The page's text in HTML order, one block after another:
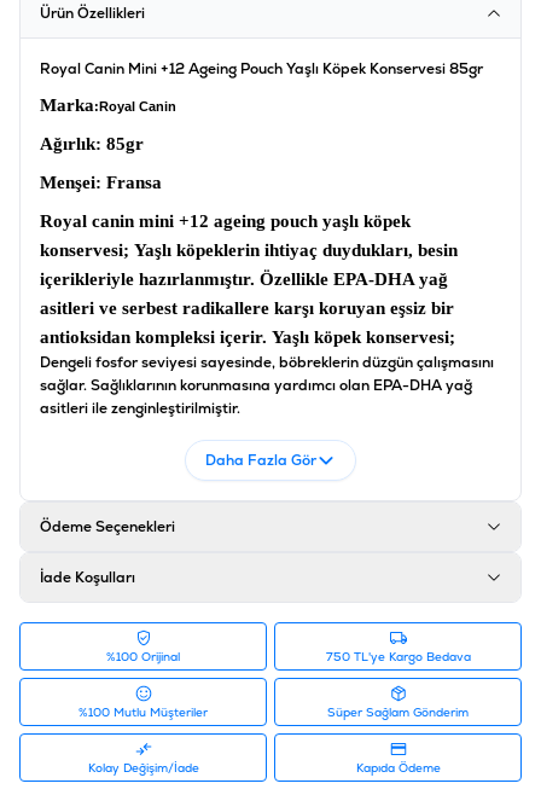
Ürün Özellikleri
Royal Canin Mini +12 Ageing Pouch Yaşlı Köpek Konservesi 85gr
Marka:Royal Canin
Ağırlık: 85gr
Menşei: Fransa
Royal canin mini +12 ageing pouch yaşlı köpek
konservesi; Yaşlı köpeklerin ihtiyaç duydukları, besin
içerikleriyle hazırlanmıştır. Özellikle EPA-DHA yağ
asitleri ve serbest radikallere karşı koruyan eşsiz bir
antioksidan kompleksi içerir. Yaşlı köpek konservesi;
Dengeli fosfor seviyesi sayesinde, böbreklerin düzgün çalışmasını
sağlar. Sağlıklarının korunmasına yardımcı olan EPA-DHA yağ
asitleri ile zenginleştirilmiştir.
Et ve hayvansal kökenli ürünler, Tahıllar, Bitkisel protein
özleri, Yağlar ve katı yağlar, Bitkisel ürünler, Mineraller,
Mayalar, Sebzeler, Şekerler
Analiz
Ham protein: % 8,0, Ham ve sıvı yağlar: % 5.5, Ham
kül:% 1.3, Ham selüloz:% 1.1, Nem:% 80,0, Fosfor:%
0,16, EPA ve DHA:% 0.12.
Katkı Maddeler
Vitamin D3: 200 UI, E1 (demir): 6 mg, E2 (İyot): 0.24
mg, E4 (bakır), 1.9 mg, E5 (Manganez): 2 mg, E6
Daha Fazla Gör
Ödeme Seçenekleri
İade Koşulları
%100 Orijinal 750 TL'ye Kargo Bedava
%100 Mutlu Müşteriler Süper Sağlam Gönderim
Kolay Değişim/İade Kapıda Ödeme